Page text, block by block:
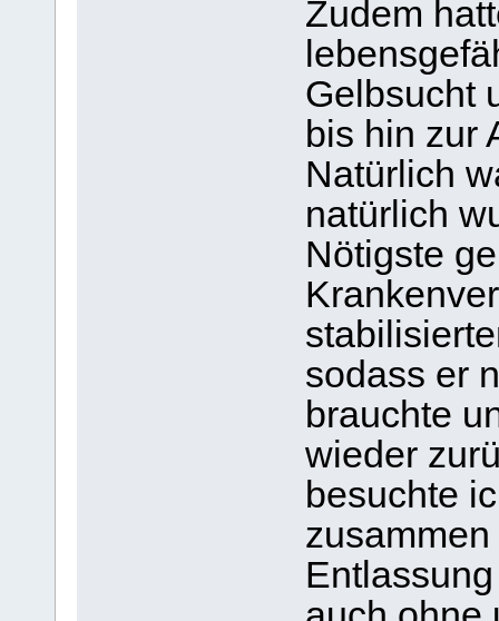
Zudem
Gelbsucht
bis hin zur
Natürlich
natürlich
Nötigste
sodass er
brauchte
wieder
besuchte